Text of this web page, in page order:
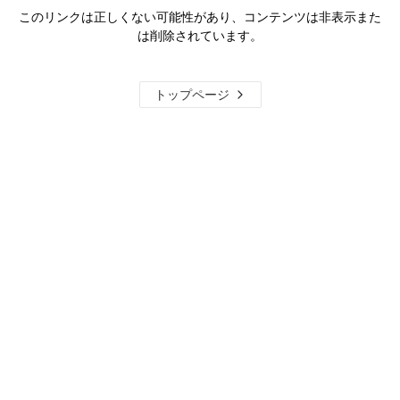
このリンクは正しくない可能性があり、コンテンツは非表示また
は削除されています。
トップページ